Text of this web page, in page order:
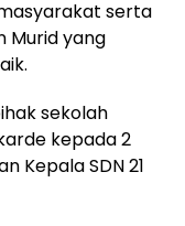
serta
Murid yang
sekolah
kepada 2
Kepala SDN 21